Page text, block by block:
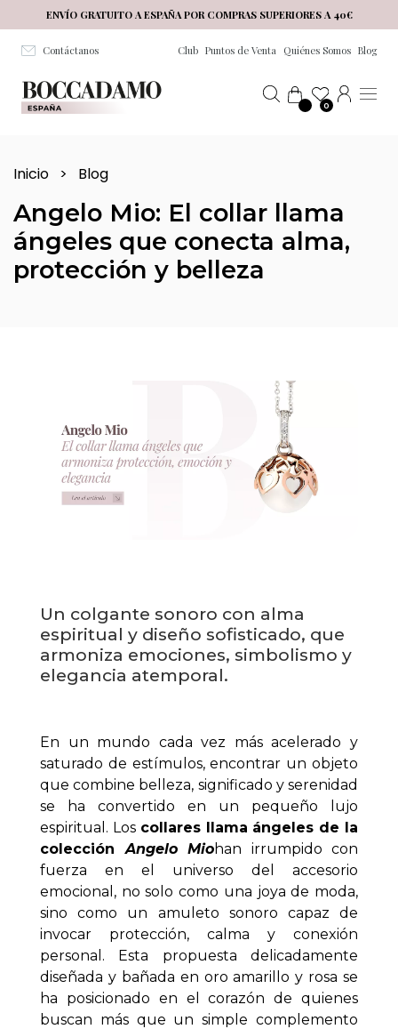
Salta al contenuto principale
ENVÍO GRATUITO A ESPAÑA POR COMPRAS SUPERIORES A 40€
Contáctanos Club Puntos de Venta Quiénes Somos Blog
0
Inicio > Blog
Angelo Mio: El collar llama
ángeles que conecta alma,
protección y belleza
Un colgante sonoro con alma
espiritual y diseño sofisticado, que
armoniza emociones, simbolismo y
elegancia atemporal.
En un mundo cada vez más acelerado y
saturado de estímulos, encontrar un objeto
que combine belleza, significado y serenidad
se ha convertido en un pequeño lujo
espiritual. Los collares llama ángeles de la
colección Angelo Miohan irrumpido con
fuerza en el universo del accesorio
emocional, no solo como una joya de moda,
sino como un amuleto sonoro capaz de
invocar protección, calma y conexión
personal. Esta propuesta delicadamente
diseñada y bañada en oro amarillo y rosa se
ha posicionado en el corazón de quienes
buscan más que un simple complemento